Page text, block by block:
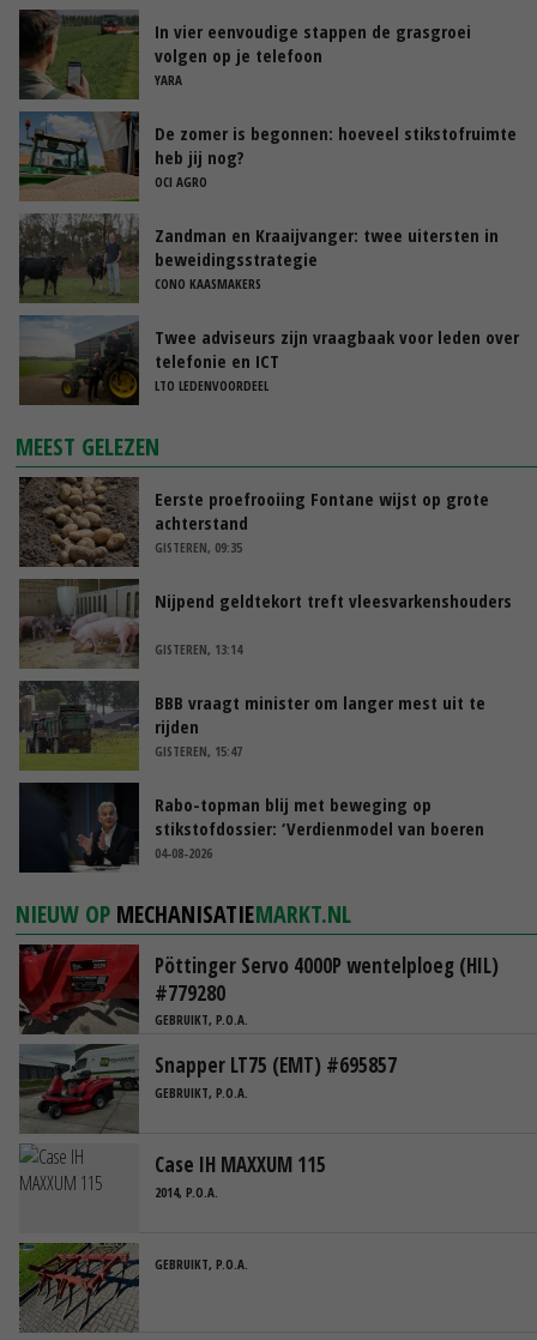
In vier eenvoudige stappen de grasgroei
volgen op je telefoon
YARA
De zomer is begonnen: hoeveel stikstofruimte
heb jij nog?
OCI AGRO
Zandman en Kraaijvanger: twee uitersten in
beweidingsstrategie
CONO KAASMAKERS
Twee adviseurs zijn vraagbaak voor leden over
telefonie en ICT
LTO LEDENVOORDEEL
MEEST GELEZEN
Eerste proefrooiing Fontane wijst op grote
achterstand
GISTEREN, 09:35
Nijpend geldtekort treft vleesvarkenshouders
GISTEREN, 13:14
BBB vraagt minister om langer mest uit te
rijden
GISTEREN, 15:47
Rabo-topman blij met beweging op
stikstofdossier: ‘Verdienmodel van boeren
blijft cruciaal’
04-08-2026
NIEUW OP MECHANISATIEMARKT.NL
Pöttinger Servo 4000P wentelploeg (HIL)
#779280
GEBRUIKT, P.O.A.
Snapper LT75 (EMT) #695857
GEBRUIKT, P.O.A.
Case IH MAXXUM 115
2014, P.O.A.
GEBRUIKT, P.O.A.